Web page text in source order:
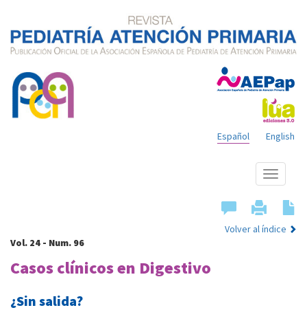
English
Español
Mostrar
menú
Volver al índice
Vol. 24 - Num. 96
Casos clínicos en Digestivo
¿Sin salida?